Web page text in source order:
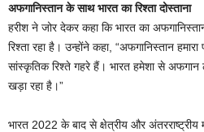
अफगानिस्तान के साथ भारत का रिश्ता दोस्ताना
हरीश ने जोर देकर कहा कि भारत का
रिश्ता रहा है। उन्होंने कहा, “अफगानिस्तान
सांस्कृतिक रिश्ते गहरे हैं। भारत हमेशा से अफगान
खड़ा रहा है।”
भारत 2022 के बाद से क्षेत्रीय और अंतरराष्ट्रीय